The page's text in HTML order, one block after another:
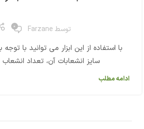
توسط Farzane
0
با استفاده از این ابزار می توانید با
سایز انشعابات آن، تعداد
ادامه مطلب